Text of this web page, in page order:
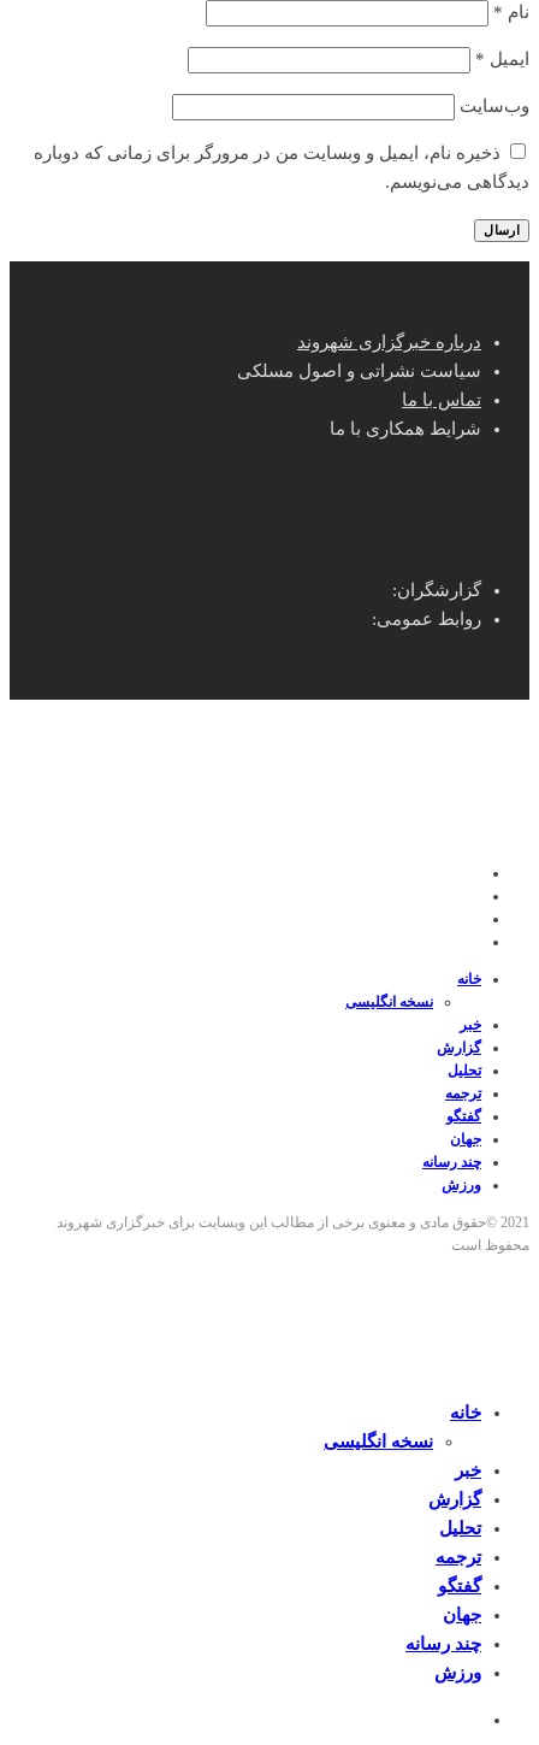
نام *
ایمیل *
وب‌سایت
ذخیره نام، ایمیل و وبسایت من در مرورگر برای زمانی که دوباره
دیدگاهی می‌نویسم.
درباره خبرگزاری شهروند
سیاست نشراتی و اصول مسلکی
تماس با ما
شرایط همکاری با ما
گزارشگران:
روابط عمومی:
خانه
نسخه انگلیسی
خبر
گزارش
تحلیل
ترجمه
گفتگو
جهان
چند رسانه
ورزش
2021 ©حقوق مادی و معنوی برخی از مطالب این وبسایت برای خبرگزاری شهروند
محفوظ است
خانه
نسخه انگلیسی
خبر
گزارش
تحلیل
ترجمه
گفتگو
جهان
چند رسانه
ورزش